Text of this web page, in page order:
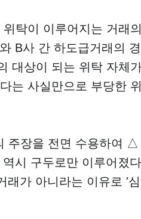
탁이 이루어지는 거래
B사 간 하도급거래의
대상이 되는 위탁 자체
는 사실만으로 부당한
주장을 전면 수용하여
시 구두로만 이루어졌
래가 아니라는 이유로 '